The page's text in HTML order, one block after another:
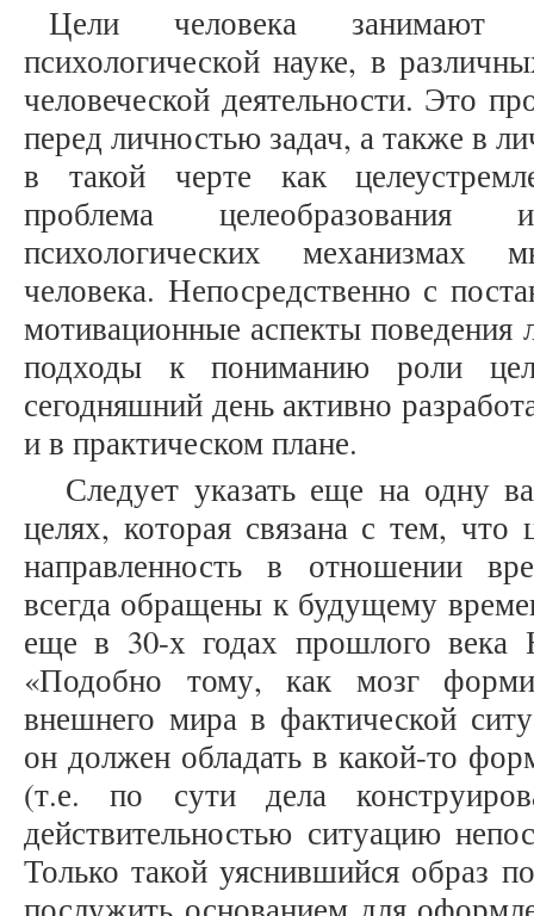
Цели человека занимают
психологической науке, в
человеческой деятельности. Это
перед личностью задач, а также в
в такой черте как
проблема
психологических механизмах
человека. Непосредственно с
мотивационные аспекты
подходы к пониманию роли
сегодняшний день активно
и в практическом плане.
Следует указать еще на одну
целях, которая связана с тем,
направленность в отношении
всегда обращены к будущему
еще в 30-х годах прошлого
«Подобно тому, как мозг
внешнего мира в фактической
он должен обладать в какой-то
(т.е. по сути дела
действительностью ситуацию
Только такой уяснившийся образ